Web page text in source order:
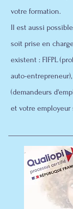
votre formation.
Il est aussi
soit prise en
existent : FIFPL
auto-entrepreneur),
(demandeurs
et votre employeur